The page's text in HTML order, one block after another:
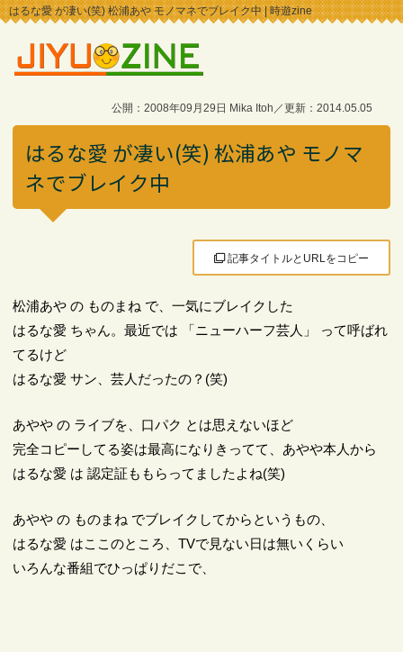
はるな愛 が凄い(笑) 松浦あや モノマネでブレイク中 | 時遊zine
公開：2008年09月29日 Mika Itoh／更新：2014.05.05
はるな愛 が凄い(笑) 松浦あや モノマ
ネでブレイク中
記事タイトルとURLをコピー
松浦あや の ものまね で、一気にブレイクした
はるな愛 ちゃん。最近では 「ニューハーフ芸人」 って呼ばれ
てるけど
はるな愛 サン、芸人だったの？(笑)
あやや の ライブを、口パク とは思えないほど
完全コピーしてる姿は最高になりきってて、あやや本人から
はるな愛 は 認定証ももらってましたよね(笑)
あやや の ものまね でブレイクしてからというもの、
はるな愛 はここのところ、TVで見ない日は無いくらい
いろんな番組でひっぱりだこで、